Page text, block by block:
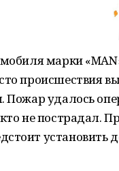
марки
происшествия
Пожар удалось
не пострадал.
установить